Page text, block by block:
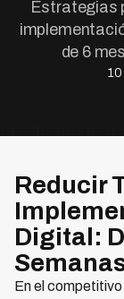
Estrategias
de 6
10
Reducir
Digital:
En el